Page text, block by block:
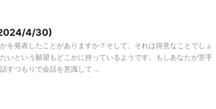
4/30)
を発表したことがありますか？そして、それは得意なことでしょ
いという願望もどこかに持っているようです。もしあなたが苦手
すつもりで会話を意識して ...